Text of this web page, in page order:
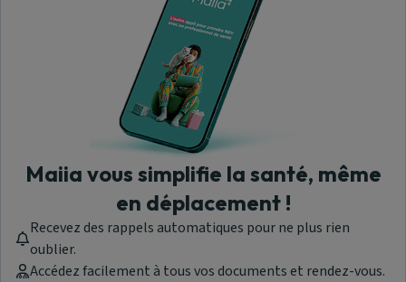
Maiia vous simplifie la santé, même
en déplacement !
Recevez des rappels automatiques pour ne plus rien
oublier.
Accédez facilement à tous vos documents et rendez-vous.